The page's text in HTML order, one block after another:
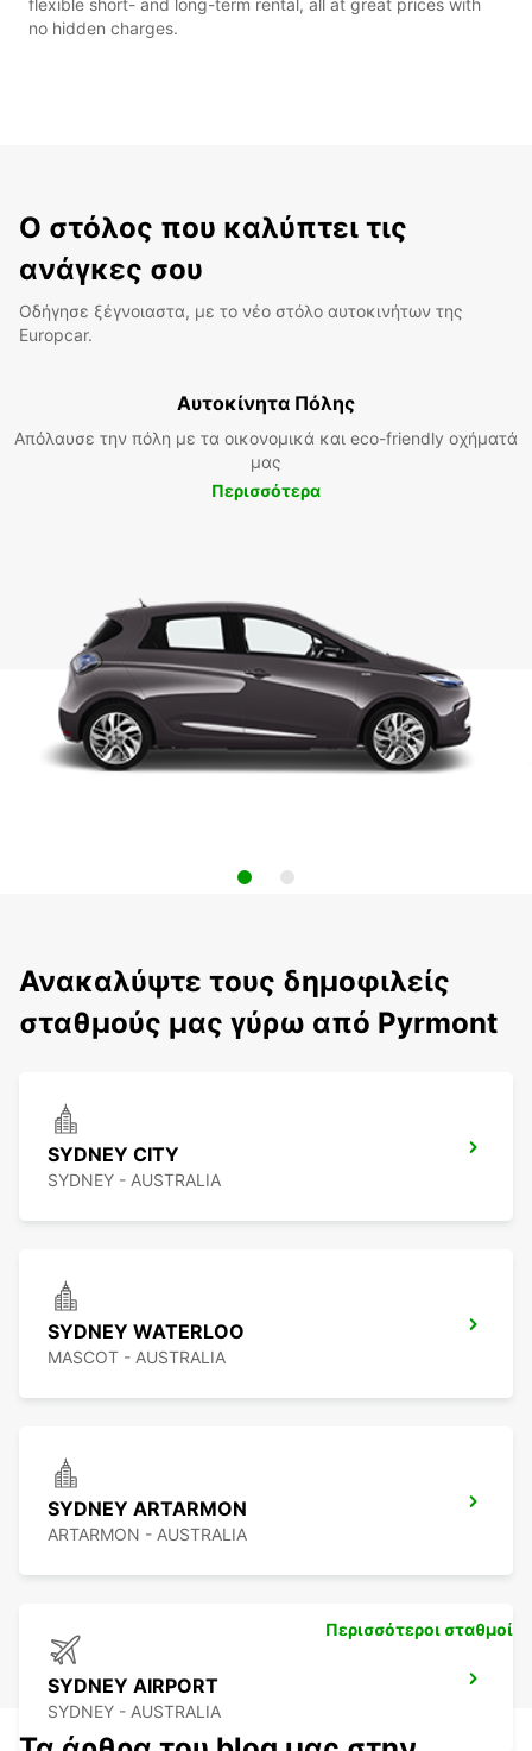
flexible short- and long-term rental, all at great prices with
no hidden charges.
Ο στόλος που καλύπτει τις
ανάγκες σου
Οδήγησε ξέγνοιαστα, με το νέο στόλο αυτοκινήτων της
Europcar.
Αυτοκίνητα Πόλης
Απόλαυσε την πόλη με τα οικονομικά και eco-friendly οχήματά
μας
Περισσότερα
Ανακαλύψτε τους δημοφιλείς
σταθμούς μας γύρω από Pyrmont
SYDNEY CITY
SYDNEY - AUSTRALIA
SYDNEY WATERLOO
MASCOT - AUSTRALIA
SYDNEY ARTARMON
ARTARMON - AUSTRALIA
SYDNEY AIRPORT
SYDNEY - AUSTRALIA
Περισσότεροι σταθμοί